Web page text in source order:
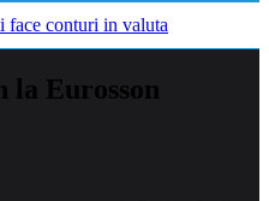
la Eurosson